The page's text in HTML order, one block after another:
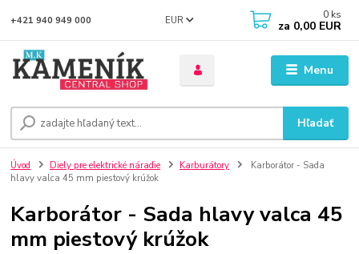
Menu
EUR
Hľadať
+421 940 949 000 0 ks
za 0,00 EUR
Úvod Diely pre elektrické náradie Karburátory
Karborátor - Sada
hlavy valca 45 mm piestový krúžok
Karborátor - Sada hlavy valca 45
mm piestový krúžok